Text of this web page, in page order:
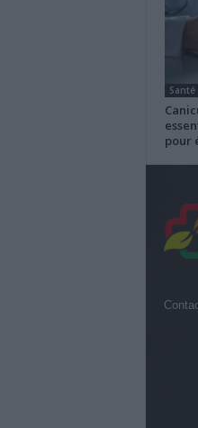
Santé
pour